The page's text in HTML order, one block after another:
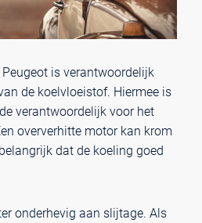
is verantwoordelijk
de koelvloeistof. Hiermee is
verantwoordelijk voor het
oververhitte motor kan krom
dat de koeling goed
onderhevig aan slijtage. Als